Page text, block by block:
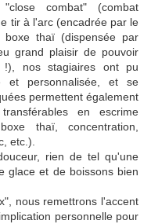
combat" (combat
tir à l'arc (encadrée par le
thaï (dispensée par
grand plaisir de pouvoir
nos stagiaires ont pu
et personnalisée, et se
permettent également
en escrime
thaï, concentration,
etc.).
rien de tel qu'une
glace et de boissons bien
nous remettrons l'accent
personnelle pour